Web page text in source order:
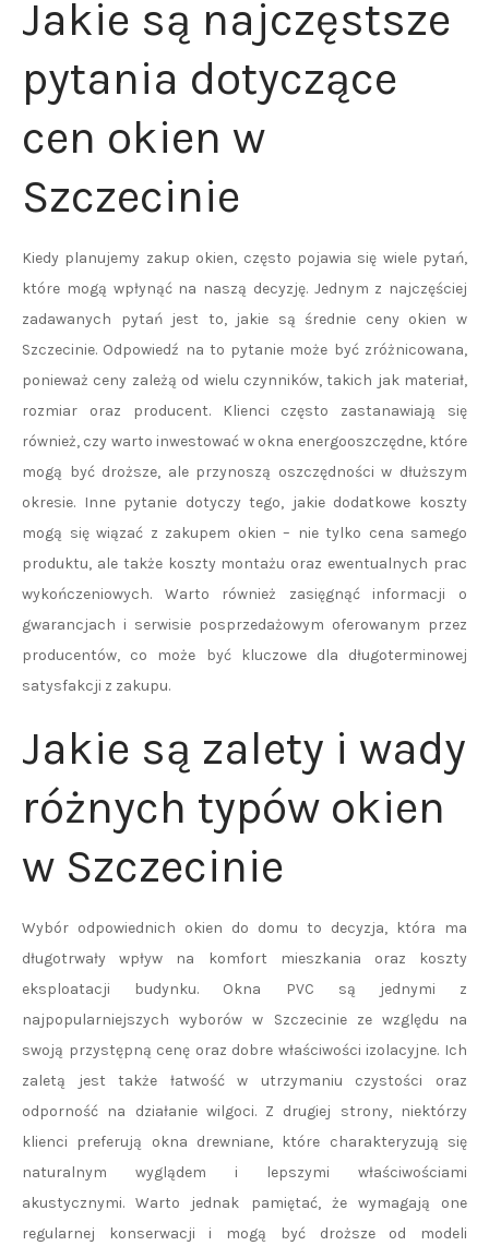
Jakie są najczęstsze
pytania dotyczące
cen okien w
Szczecinie
Kiedy planujemy zakup okien, często pojawia się wiele pytań,
które mogą wpłynąć na naszą decyzję. Jednym z najczęściej
zadawanych pytań jest to, jakie są średnie ceny okien w
Szczecinie. Odpowiedź na to pytanie może być zróżnicowana,
ponieważ ceny zależą od wielu czynników, takich jak materiał,
rozmiar oraz producent. Klienci często zastanawiają się
również, czy warto inwestować w okna energooszczędne, które
mogą być droższe, ale przynoszą oszczędności w dłuższym
okresie. Inne pytanie dotyczy tego, jakie dodatkowe koszty
mogą się wiązać z zakupem okien – nie tylko cena samego
produktu, ale także koszty montażu oraz ewentualnych prac
wykończeniowych. Warto również zasięgnąć informacji o
gwarancjach i serwisie posprzedażowym oferowanym przez
producentów, co może być kluczowe dla długoterminowej
satysfakcji z zakupu.
Jakie są zalety i wady
różnych typów okien
w Szczecinie
Wybór odpowiednich okien do domu to decyzja, która ma
długotrwały wpływ na komfort mieszkania oraz koszty
eksploatacji budynku. Okna PVC są jednymi z
najpopularniejszych wyborów w Szczecinie ze względu na
swoją przystępną cenę oraz dobre właściwości izolacyjne. Ich
zaletą jest także łatwość w utrzymaniu czystości oraz
odporność na działanie wilgoci. Z drugiej strony, niektórzy
klienci preferują okna drewniane, które charakteryzują się
naturalnym wyglądem i lepszymi właściwościami
akustycznymi. Warto jednak pamiętać, że wymagają one
regularnej konserwacji i mogą być droższe od modeli